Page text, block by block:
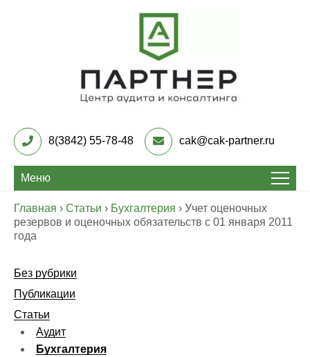
Центр Аудита и
консалтинга «Партнер»
8(3842) 55-78-48 cak@cak-partner.ru
Меню
Главная › Статьи › Бухгалтерия › Учет оценочных
резервов и оценочных обязательств с 01 января 2011
года
Без рубрики
Публикации
Статьи
Аудит
Бухгалтерия